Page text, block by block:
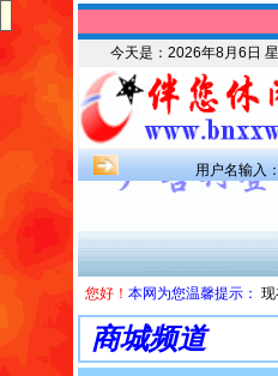
今天是： 2026年8月6日
用户名输入：
您好！ 本网为您温馨提示： 现
商城频道